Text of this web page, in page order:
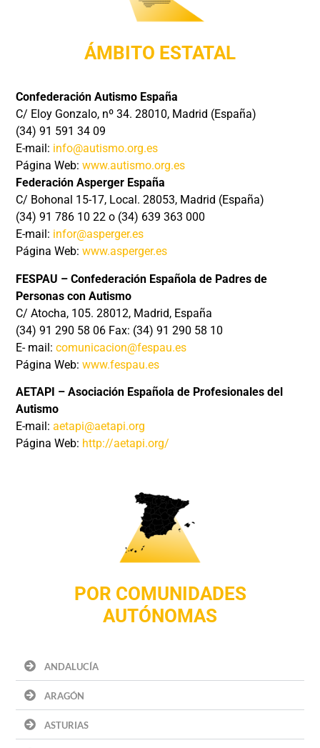
ÁMBITO ESTATAL
Confederación Autismo España
C/ Eloy Gonzalo, nº 34. 28010, Madrid (España)
(34) 91 591 34 09
E-mail: info@autismo.org.es
Página Web: www.autismo.org.es
Federación Asperger España
C/ Bohonal 15-17, Local. 28053, Madrid (España)
(34) 91 786 10 22 o (34) 639 363 000
E-mail: infor@asperger.es
Página Web: www.asperger.es
FESPAU – Confederación Española de Padres de
Personas con Autismo
C/ Atocha, 105. 28012, Madrid, España
(34) 91 290 58 06 Fax: (34) 91 290 58 10
E- mail: comunicacion@fespau.es
Página Web: www.fespau.es
AETAPI – Asociación Española de Profesionales del
Autismo
E-mail: aetapi@aetapi.org
Página Web: http://aetapi.org/
POR COMUNIDADES
AUTÓNOMAS
ANDALUCÍA
ARAGÓN
ASTURIAS